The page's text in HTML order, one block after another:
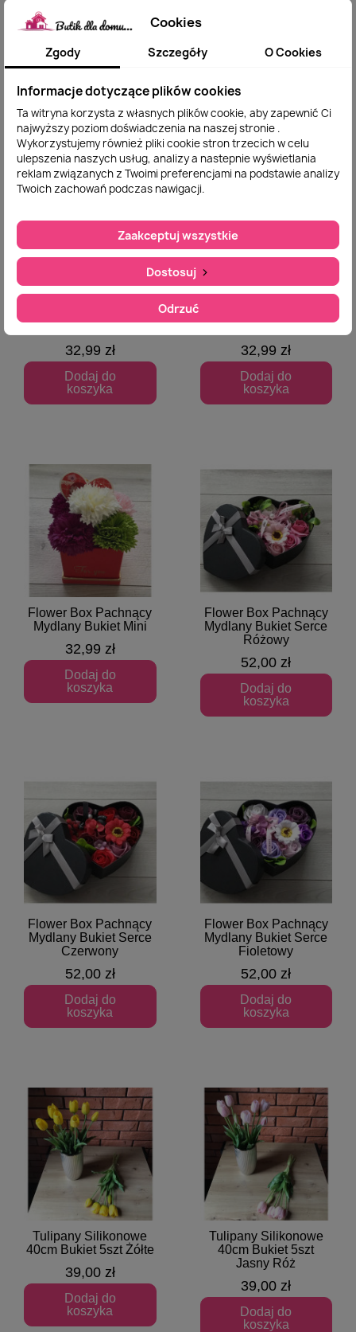
Mydlany W Kształcie
Serca XL
89,00 zł
koszyka
74,00 zł
Szybki podgląd
32,99 zł
Dodaj do
koszyka
Szybki podgląd
32,99 zł
Dodaj do
koszyka
Szybki podgląd
Flower Box Pachnący
Mydlany Bukiet Mini
32,99 zł
Dodaj do
koszyka
Szybki podgląd
Flower Box Pachnący
Mydlany Bukiet Serce
Różowy
52,00 zł
Dodaj do
koszyka
Szybki podgląd
Flower Box Pachnący
Mydlany Bukiet Serce
Czerwony
52,00 zł
Dodaj do
koszyka
Szybki podgląd
Flower Box Pachnący
Mydlany Bukiet Serce
Fioletowy
52,00 zł
Dodaj do
koszyka
Szybki podgląd
Tulipany Silikonowe
40cm Bukiet 5szt Żółte
39,00 zł
Dodaj do
koszyka
Szybki podgląd
Tulipany Silikonowe
40cm Bukiet 5szt
Jasny Róż
39,00 zł
Dodaj do
koszyka
Cookies
Zgody Szczegóły O Cookies
Informacje dotyczące plików cookies
Ta witryna korzysta z własnych plików cookie, aby zapewnić Ci
najwyższy poziom doświadczenia na naszej stronie .
Wykorzystujemy również pliki cookie stron trzecich w celu
ulepszenia naszych usług, analizy a nastepnie wyświetlania
reklam związanych z Twoimi preferencjami na podstawie analizy
Twoich zachowań podczas nawigacji.
Odrzuć
Dostosuj
Zaakceptuj wszystkie